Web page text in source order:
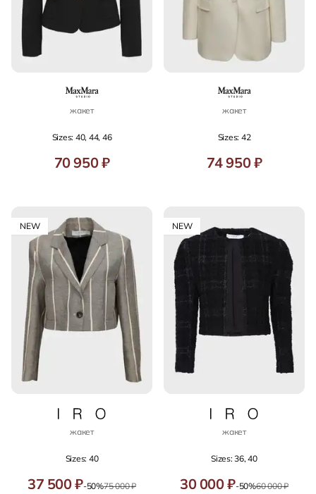
жакет
Sizes: 40, 44, 46
70 950 ₽
жакет
Sizes: 42
74 950 ₽
NEW
жакет
Sizes: 40
37 500 ₽-50%75 000 ₽
NEW
жакет
Sizes: 36, 40
30 000 ₽-50%60 000 ₽